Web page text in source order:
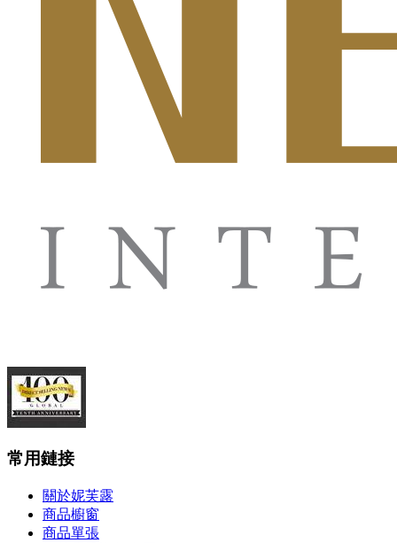
常用鏈接
關於妮芙露
商品櫥窗
商品單張